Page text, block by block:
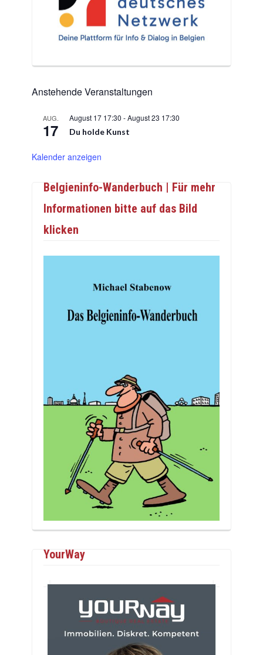
Anstehende Veranstaltungen
AUG.
17
August 17 17:30 -August 23 17:30
Du holde Kunst
Kalender anzeigen
Belgieninfo-Wanderbuch | Für mehr
Informationen bitte auf das Bild
klicken
YourWay